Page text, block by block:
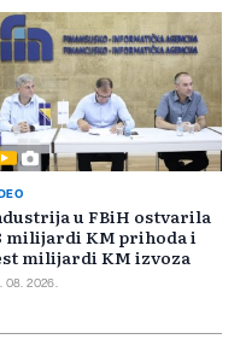
u FBiH ostvarila
milijardi KM prihoda i
milijardi KM izvoza
08. 2026.